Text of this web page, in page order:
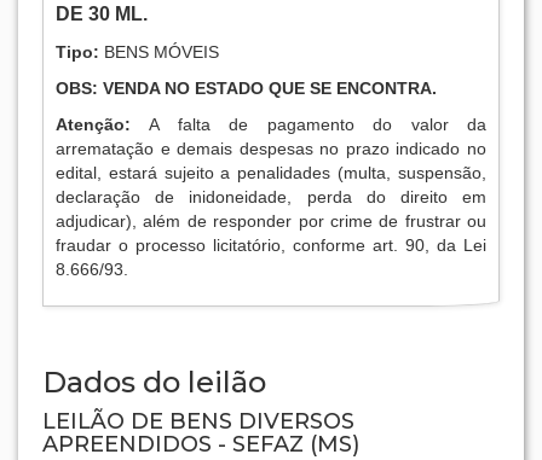
DE 30 ML.
Tipo: BENS MÓVEIS
OBS: VENDA NO ESTADO QUE SE ENCONTRA.
Atenção:A falta de pagamento do valor da
arrematação e demais despesas no prazo indicado no
edital, estará sujeito a penalidades (multa, suspensão,
declaração de inidoneidade, perda do direito em
adjudicar), além de responder por crime de frustrar ou
fraudar o processo licitatório, conforme art. 90, da Lei
8.666/93.
Dados do leilão
LEILÃO DE BENS DIVERSOS
APREENDIDOS - SEFAZ (MS)